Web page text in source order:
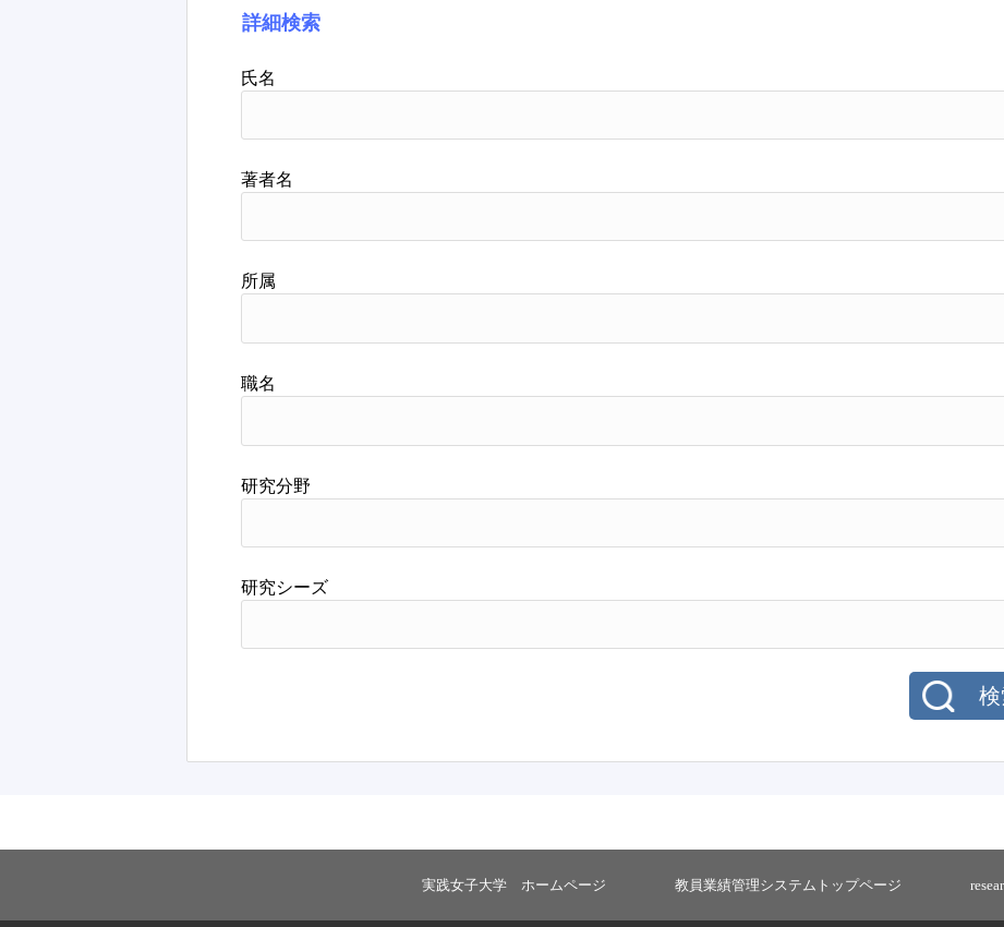
詳細検索
氏名
著者名
所属
職名
研究分野
研究シーズ
実践女子大学 ホームページ 教員業績管理システムトップページ